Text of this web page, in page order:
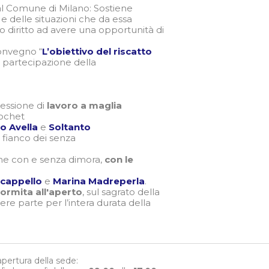
Comune di Milano: Sostiene
delle situazioni che da essa
diritto ad avere una opportunità di
“L’obiettivo del riscatto
partecipazione della
di lavoro a maglia
Avella e Soltanto
dei senza
con e senza dimora, con le
e Marina Madreperla.
all'aperto, sul sagrato della
parte per l’intera durata della
della sede: